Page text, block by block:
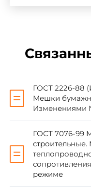
ГОСТ 2226-88
ГОСТ 7076-99
ГОСТ 9758-86
ГОСТ 2226-88
Мешки
Изменениями
ГОСТ 7076-99
режиме